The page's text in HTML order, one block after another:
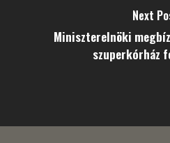
Next
Miniszterelnöki
szuperkórház